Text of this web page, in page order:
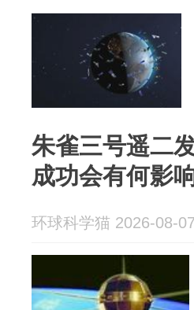
朱雀三号遥二
成功会有何影
环球科学猫 2026-08-07